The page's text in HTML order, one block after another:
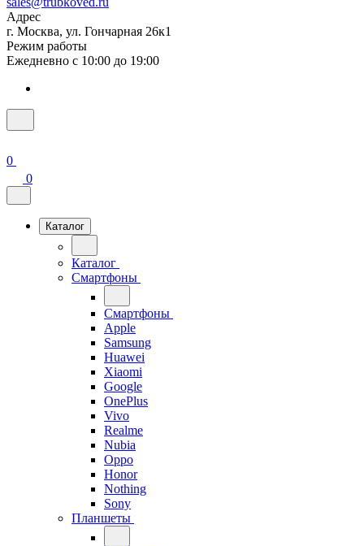
Адрес
г. Москва, ул. Гончарная 26к1
Режим работы
Ежедневно с 10:00 до 19:00
0
0
Каталог
Каталог
Смартфоны
Смартфоны
Apple
Samsung
Huawei
Xiaomi
Google
OnePlus
Vivo
Realme
Nubia
Oppo
Honor
Nothing
Sony
Планшеты